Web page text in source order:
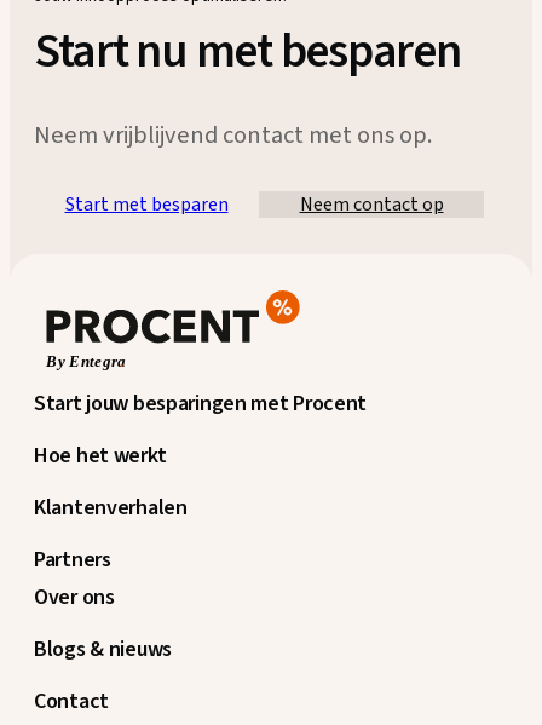
Start nu met besparen
Neem vrijblijvend contact met ons op.
Start met besparen Neem contact op
Start jouw besparingen met Procent
Hoe het werkt
Klantenverhalen
Partners
Over ons
Blogs & nieuws
Contact